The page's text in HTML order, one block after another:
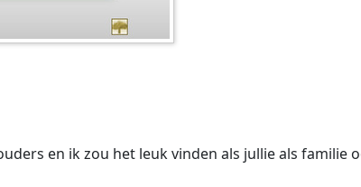
en ik zou het leuk vinden als jullie als familie